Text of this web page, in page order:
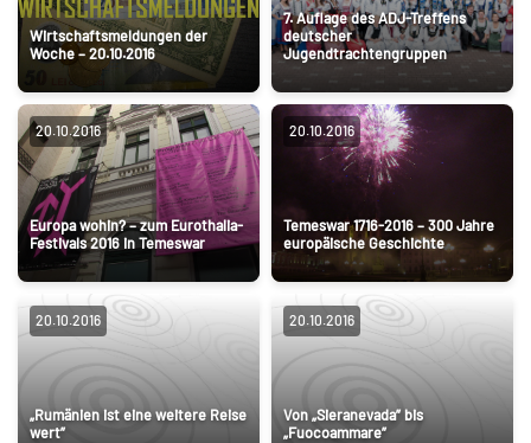
Wirtschaftsmeldungen der
Woche – 20.10.2016
7. Auflage des ADJ-Treffens
deutscher
Jugendtrachtengruppen
20.10.2016
Europa wohin? – zum Eurothalia-
Festivals 2016 in Temeswar
20.10.2016
Temeswar 1716-2016 – 300 Jahre
europäische Geschichte
20.10.2016
„Rumänien ist eine weitere Reise
wert”
20.10.2016
Von „Sieranevada” bis
„Fuocoammare”